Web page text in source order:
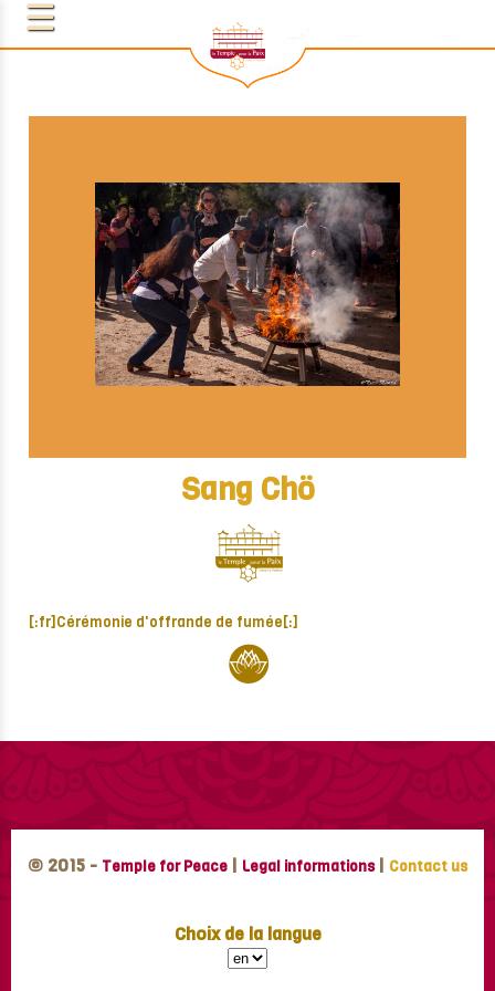
Sang Chö
[:fr]Cérémonie d'offrande de fumée[:]
© 2015 - Temple for Peace | Legal informations | Contact us
Choix de la langue